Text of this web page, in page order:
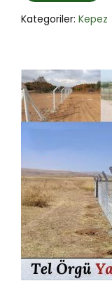
Kategoriler: Kepez